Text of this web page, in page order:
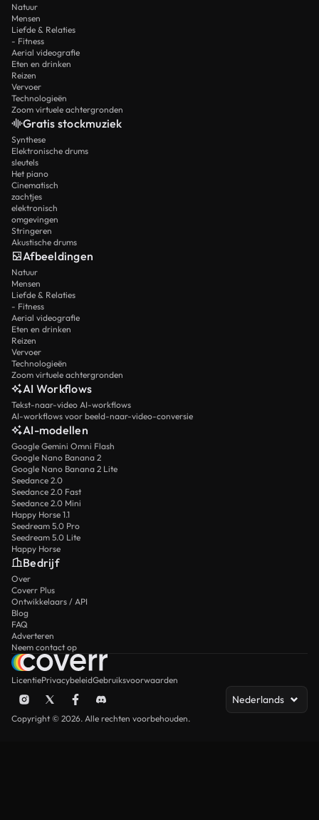
Natuur
Mensen
Liefde & Relaties
- Fitness
Aerial videografie
Eten en drinken
Reizen
Vervoer
Technologieën
Zoom virtuele achtergronden
Gratis stockmuziek
Synthese
Elektronische drums
sleutels
Het piano
Cinematisch
zachtjes
elektronisch
omgevingen
Stringeren
Akustische drums
Afbeeldingen
Natuur
Mensen
Liefde & Relaties
- Fitness
Aerial videografie
Eten en drinken
Reizen
Vervoer
Technologieën
Zoom virtuele achtergronden
AI Workflows
Tekst-naar-video AI-workflows
AI-workflows voor beeld-naar-video-conversie
AI-modellen
Google Gemini Omni Flash
Google Nano Banana 2
Google Nano Banana 2 Lite
Seedance 2.0
Seedance 2.0 Fast
Seedance 2.0 Mini
Happy Horse 1.1
Seedream 5.0 Pro
Seedream 5.0 Lite
Happy Horse
Bedrijf
Over
Coverr Plus
Ontwikkelaars / API
Blog
FAQ
Adverteren
Neem contact op
LicentiePrivacybeleidGebruiksvoorwaarden
Nederlands
Copyright © 2026. Alle rechten voorbehouden.